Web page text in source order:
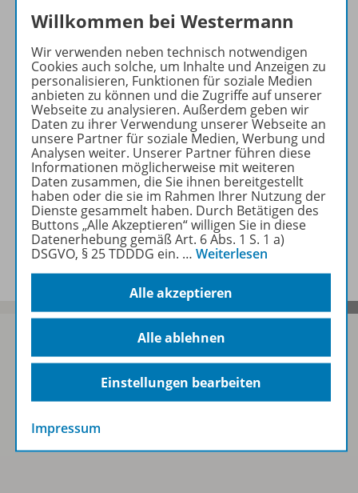
Produktinformationen
Beschreibung
Zugehörige Produkte
Benachrichtigungs-Service
Sofort profitieren
Zum Newsletter anmelden
Willkommen bei Westermann
Wir verwenden neben technisch notwendigen
Cookies auch solche, um Inhalte und Anzeigen zu
personalisieren, Funktionen für soziale Medien
anbieten zu können und die Zugriffe auf unserer
Webseite zu analysieren. Außerdem geben wir
Daten zu ihrer Verwendung unserer Webseite an
unsere Partner für soziale Medien, Werbung und
Analysen weiter. Unserer Partner führen diese
Informationen möglicherweise mit weiteren
Daten zusammen, die Sie ihnen bereitgestellt
haben oder die sie im Rahmen Ihrer Nutzung der
Dienste gesammelt haben. Durch Betätigen des
Buttons „Alle Akzeptieren“ willigen Sie in diese
Datenerhebung gemäß Art. 6 Abs. 1 S. 1 a)
DSGVO, § 25 TDDDG ein. … Weiterlesen
Alle akzeptieren
Alle ablehnen
Einstellungen bearbeiten
Impressum